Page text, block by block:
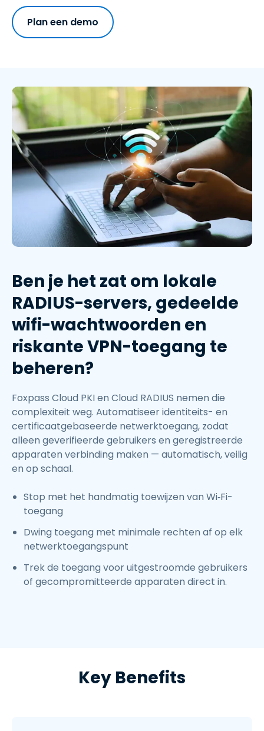
Plan een demo
Ben je het zat om lokale
RADIUS-servers, gedeelde
wifi-wachtwoorden en
riskante VPN-toegang te
beheren?
Foxpass Cloud PKI en Cloud RADIUS nemen die
complexiteit weg. Automatiseer identiteits- en
certificaatgebaseerde netwerktoegang, zodat
alleen geverifieerde gebruikers en geregistreerde
apparaten verbinding maken — automatisch, veilig
en op schaal.
Stop met het handmatig toewijzen van Wi‑Fi-
toegang
Dwing toegang met minimale rechten af op elk
netwerktoegangspunt
Trek de toegang voor uitgestroomde gebruikers
of gecompromitteerde apparaten direct in.
Key Benefits